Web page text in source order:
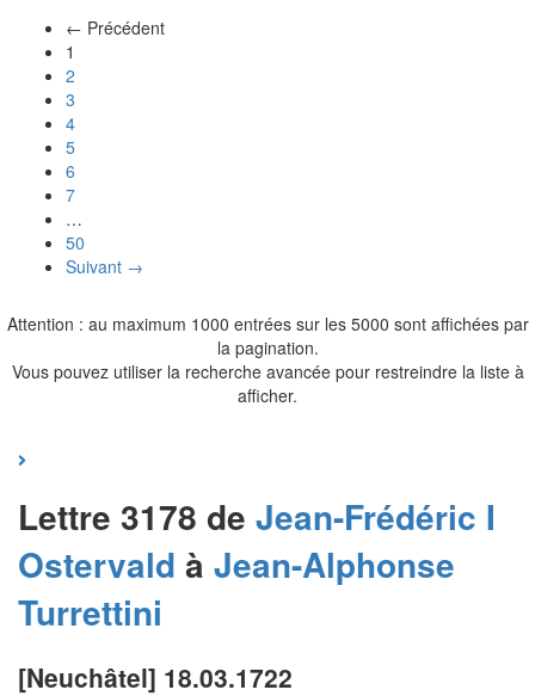
← Précédent
1
2
3
4
5
6
7
…
50
Suivant →
Attention : au maximum 1000 entrées sur les 5000 sont affichées par
la pagination.
Vous pouvez utiliser la recherche avancée pour restreindre la liste à
afficher.
Lettre 3178 de Jean-Frédéric I
Ostervald à Jean-Alphonse
Turrettini
[Neuchâtel] 18.03.1722